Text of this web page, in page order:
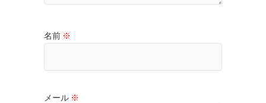
名前 ※
メール ※